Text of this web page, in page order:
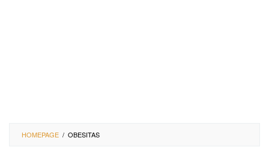
HOMEPAGE / OBESITAS